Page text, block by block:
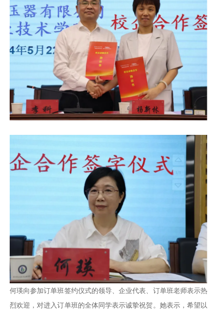
何瑛向参加订单班签约仪式的领导、企业代表、订单班老师表示热
烈欢迎，对进入订单班的全体同学表示诚挚祝贺。她表示，希望以